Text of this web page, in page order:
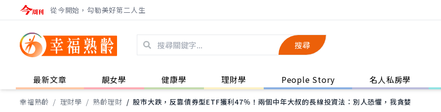
從今開始，勾勒美好第二人生
搜尋
最新文章 靚女學 健康學 理財學 People Story 名人私房學
幸福熟齡 / 理財學 / 熟齡理財 / 股市大跌，反靠債券型ETF獲利47％！兩個中年大叔的長線投資法：別人恐懼，我貪婪